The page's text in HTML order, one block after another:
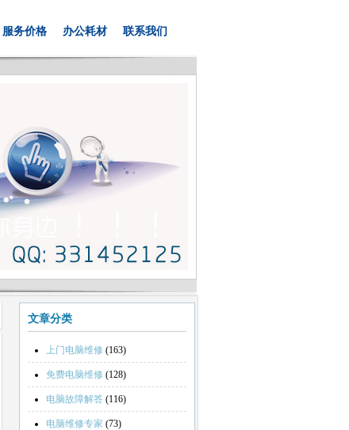
服务价格 办公耗材 联系我们
文章分类
上门电脑维修 (163)
免费电脑维修 (128)
电脑故障解答 (116)
电脑维修专家 (73)